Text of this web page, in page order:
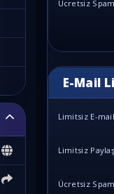
Ücretsiz
E-Mail
Limitsiz E-
Limitsiz
Ücretsiz